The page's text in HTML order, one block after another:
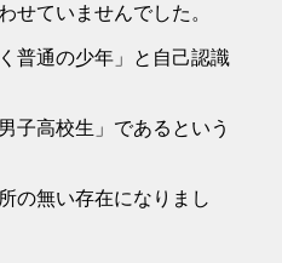
ていませんでした。
普通の少年」と自己認識
子高校生」であるという
の無い存在になりまし